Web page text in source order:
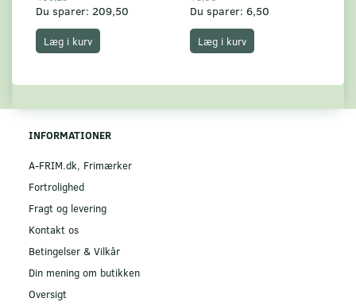
Du sparer: 209,50
Læg i kurv
Du sparer: 6,50
Læg i kurv
INFORMATIONER
A-FRIM.dk, Frimærker
Fortrolighed
Fragt og levering
Kontakt os
Betingelser & Vilkår
Din mening om butikken
Oversigt